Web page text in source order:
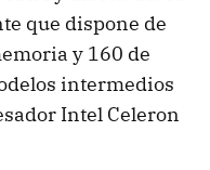
que dispone de
y 160 de
intermedios
Intel Celeron